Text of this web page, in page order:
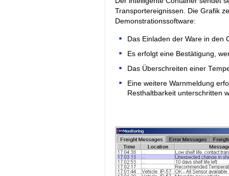
Transportereignissen. Die Grafik
Demonstrationssoftware:
Das Einladen der Ware in den
Es erfolgt eine Bestätigung,
Das Überschreiten einer
Eine weitere Warnmeldung
Resthaltbarkeit unterschritten